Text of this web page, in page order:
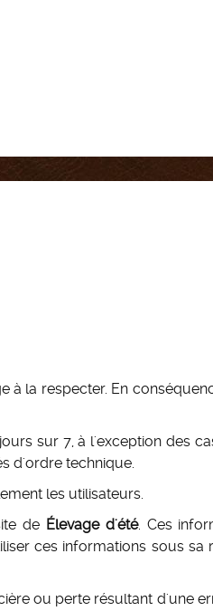
à la respecter. En
sur 7, à l'exception des
d'ordre technique.
les utilisateurs.
de Élevage d'été. Ces
ces informations sous sa
ou perte résultant d'une